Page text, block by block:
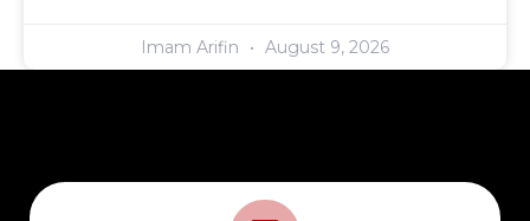
Imam Arifin August 9, 2026